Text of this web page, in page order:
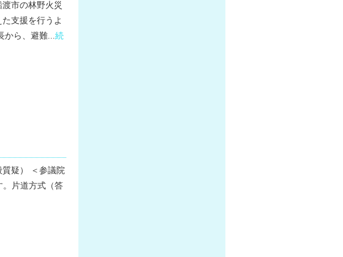
市の林野火災
支援を行うよ
ら、避難... 続
質疑） ＜参議院
。片道方式（答